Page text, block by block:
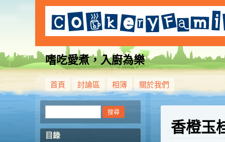
嗜吃愛煮，入廚為樂
首頁 討論區 相簿 關於我們
香橙玉
目錄